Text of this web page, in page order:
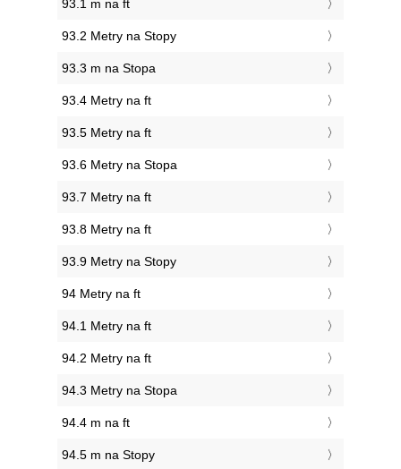
93.1 m na ft
93.2 Metry na Stopy
93.3 m na Stopa
93.4 Metry na ft
93.5 Metry na ft
93.6 Metry na Stopa
93.7 Metry na ft
93.8 Metry na ft
93.9 Metry na Stopy
94 Metry na ft
94.1 Metry na ft
94.2 Metry na ft
94.3 Metry na Stopa
94.4 m na ft
94.5 m na Stopy